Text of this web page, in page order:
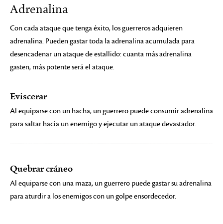
Adrenalina
Con cada ataque que tenga éxito, los guerreros adquieren
adrenalina. Pueden gastar toda la adrenalina acumulada para
desencadenar un ataque de estallido: cuanta más adrenalina
gasten, más potente será el ataque.
Eviscerar
Al equiparse con un hacha, un guerrero puede consumir adrenalina
para saltar hacia un enemigo y ejecutar un ataque devastador.
Quebrar cráneo
Al equiparse con una maza, un guerrero puede gastar su adrenalina
para aturdir a los enemigos con un golpe ensordecedor.